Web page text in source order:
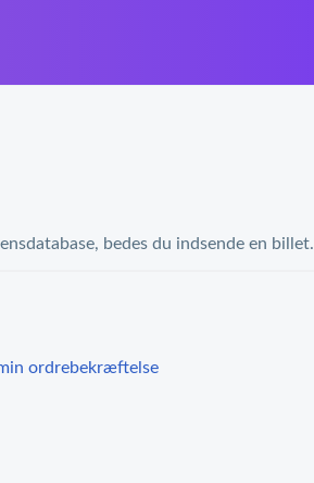
bedes du indsende en billet.
ordrebekræftelse